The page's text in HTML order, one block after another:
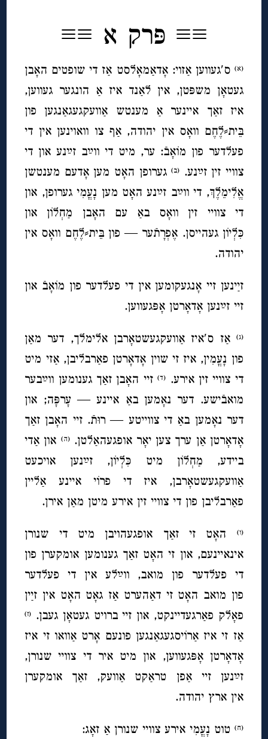
≡≡ פּרק א ≡≡
(א) ס′געווען אַזוי: אָדאַמאָלסט אַז די שופטים האָבן
געטאָן משפּטן, אין לאַנד איז אַ הונגער געווען,
איז זאַך איינער אַ מענטש אַוועקגעגאַנגען פון
בֵּית⸗לֶחֶם וואָס אין יהודה, אַף צו וואוינען אין די
פעלדער פון מוֹאָבֿ: ער, מיט די ווײַב זײַנע און די
צוויי זין זײַנע. (ב)גערופן האָט מען אָדעם מענטשן
אֱלִימֵלֶךְ, די ווײַב זײַנע האָט מען נָעֳמִי גערופן, און
די צוויי זין וואָס באַ עם האָבן מַחְלוֹן און
כִּלְיוֹן געהייסן. אֶפְרָתֿער — פון בֵּית⸗לֶחֶם וואָס אין
יהודה.
זײַנען זיי אָנגעקומען אין די פעלדער פון מוֹאָבֿ און
זיי זײַנען אָדאָרטן אָפּגעווען.
(ג)
אַז ס′איז אַוועקגעשטאָרבן אלימלך, דער מאַן
פון נָעֳמִין, איז זי שוין אָדאָרטן פאַרבליבן, אַזי מיט
די צוויי זין אירע. (ד)זיי האָבן זאַך גענומען ווײַבער
מואבֿישע. דער נאָמען באַ איינע — עָרפָּה; און
דער נאָמען באַ די צווייטע — רוּתֿ. זיי האָבן זאַך
אָדאָרטן אַן ערך צען יאָר אופגעהאַלטן.(ה) און אַדי
ביידע, מַחְלוֹן מיט כִּלְיוֹן, זײַנען אויכעט
אַוועקגעשטאָרבן, איז די פרוֹי איינע אַליין
פאַרבליבן פון די צוויי זין אירע מיטן מאַן אירן.
(ו)
האָט זי זאַך אופגעהויבן מיט די שנורן
אינאיינעם, און זי האָט זאַך גענומען אומקערן פון
די פעלדער פון מואב, ווײַלע אין די פעלדער
פון מואב האָט זי דאַהערט אַז גאָט האָט אין זײַן
פאָלק פאַרגעדיינקט, און זיי ברויט געטאָן געבן. (ז)
אַז זי איז אַרוֹיסגעגאַנגען פונעם אָרט אַוואו זי איז
אָדאָרטן אָפּגעווען, און מיט איר די צוויי שנורן,
זײַנען זיי אַפן טראַקט אַוועק, זאַך אומקערן
אין ארץ יהודה.
(ח) טוט נָעֳמִי אירע צוויי שנורן אַ זאָג: